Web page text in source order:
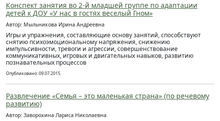
Конспект занятия во 2-й младшей группе по адаптации
детей к ДОУ «У нас в гостях веселый Гном»
Автор: Мыльникова Ирина Андреевна
Игры и упражнения, составляющие основу занятий, способствуют
снятию психоэмоциональному напряжения, снижению
импульсивности, тревоги и агрессии, совершенствование
коммуникативных, игровых и двигательных навыков, развитию
познавательных процессов
Опубликовано: 09.07.2015
Развлечение «Семья – это маленькая страна» (по речевому
развитию)
Автор: Заворохина Лариса Николаевна